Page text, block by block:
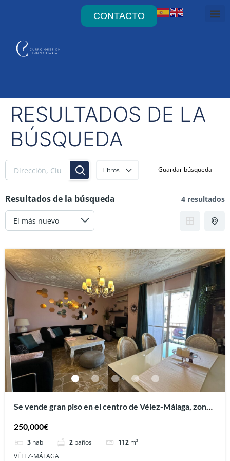
CONTACTO
RESULTADOS DE LA
BÚSQUEDA
Filtros Guardar búsqueda
Resultados de la búsqueda 4 resultados
Se vende gran piso en el centro de Vélez-Málaga, zona
250,000€
3 hab 2 baños 112 m²
VÉLEZ-MÁLAGA